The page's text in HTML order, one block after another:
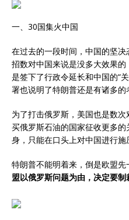
一、30国集火中国
在过去的一段时间，中国的坚
招数对中国来说是没多大效果
是签下了行政令延长和中国的“
署也说明了特朗普还是有诸多的
为了打击俄罗斯，美国也是数
买俄罗斯石油的国家征收更多
身，只能在口头上对中国进行施
特朗普不能明着来，倒是欧盟先
盟以俄罗斯问题为由，决定要制